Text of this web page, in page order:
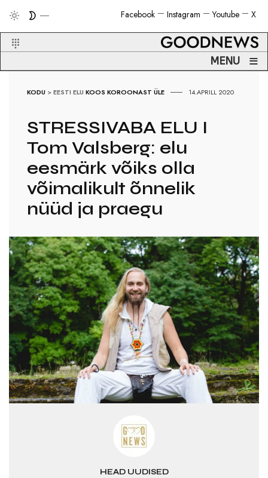
X
Youtube
Instagram
Facebook
MENU ≡
KODU >EESTI ELU KOOS KOROONAST ÜLE 14.APRILL 2020
STRESSIVABA ELU I
Tom Valsberg: elu
eesmärk võiks olla
võimalikult õnnelik
nüüd ja praegu
HEAD UUDISED